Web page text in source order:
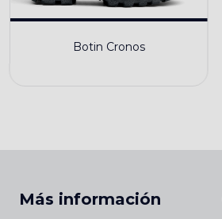
Botin Cronos
Más información